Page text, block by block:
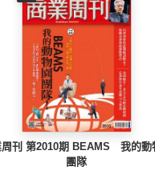
《今周刊第1544期 40
歲就該開始的 抗遺忘
戰爭》
《今
周刊 第2010期 BEAMS 我的動
團隊